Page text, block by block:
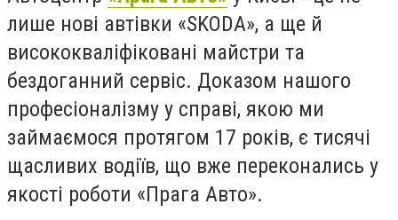
лише нові автівки «SKODA», а ще й
висококваліфіковані майстри та
бездоганний сервіс. Доказом нашого
професіоналізму у справі, якою ми
займаємося протягом 17 років, є тисячі
щасливих водіїв, що вже переконались у
якості роботи «Прага Авто».